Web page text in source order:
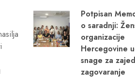
Potpisan
o saradnji:
organizacije
Hercegovine
snage za
zagovaranje